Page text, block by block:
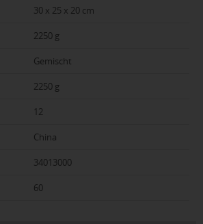
30 x 25 x 20 cm
2250 g
Gemischt
2250 g
12
China
34013000
60